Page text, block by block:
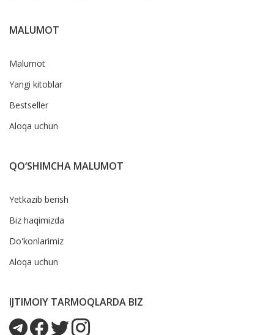
MALUMOT
Malumot
Yangi kitoblar
Bestseller
Aloqa uchun
QO‘SHIMCHA MALUMOT
Yetkazib berish
Biz haqimizda
Do'konlarimiz
Aloqa uchun
IJTIMOIY TARMOQLARDA BIZ